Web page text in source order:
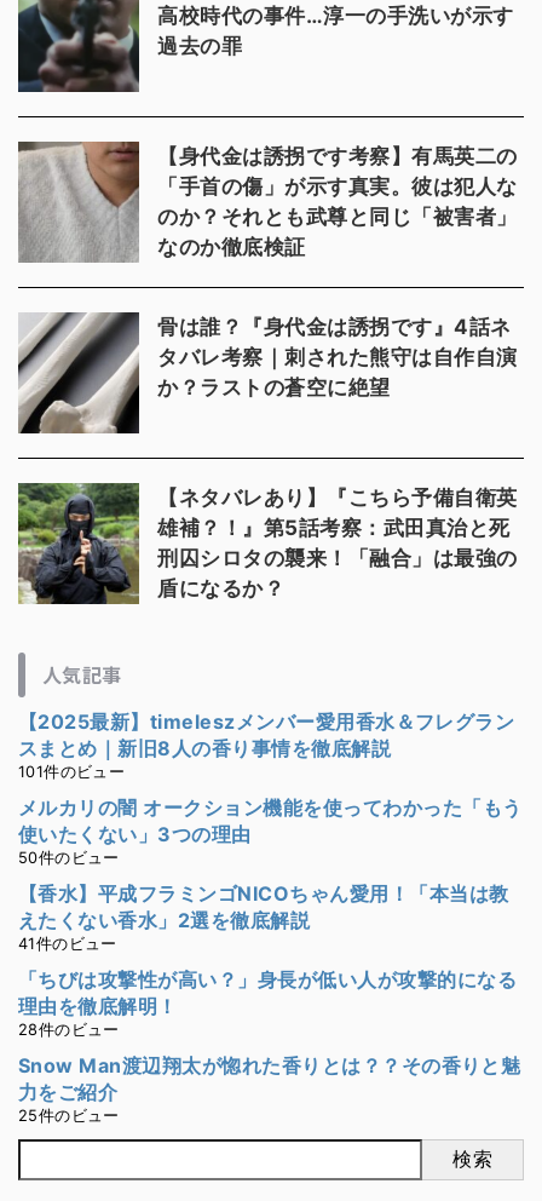
高校時代の事件…淳一の手洗いが示す
過去の罪
【身代金は誘拐です考察】有馬英二の
「手首の傷」が示す真実。彼は犯人な
のか？それとも武尊と同じ「被害者」
なのか徹底検証
骨は誰？『身代金は誘拐です』4話ネ
タバレ考察｜刺された熊守は自作自演
か？ラストの蒼空に絶望
【ネタバレあり】『こちら予備自衛英
雄補？！』第5話考察：武田真治と死
刑囚シロタの襲来！「融合」は最強の
盾になるか？
人気記事
【2025最新】timeleszメンバー愛用香水＆フレグラン
スまとめ｜新旧8人の香り事情を徹底解説
101件のビュー
メルカリの闇 オークション機能を使ってわかった「もう
使いたくない」3つの理由
50件のビュー
【香水】平成フラミンゴNICOちゃん愛用！「本当は教
えたくない香水」2選を徹底解説
41件のビュー
「ちびは攻撃性が高い？」身長が低い人が攻撃的になる
理由を徹底解明！
28件のビュー
Snow Man渡辺翔太が惚れた香りとは？？その香りと魅
力をご紹介
25件のビュー
検索